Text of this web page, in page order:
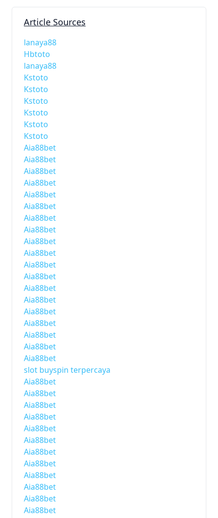
Article Sources
lanaya88
Hbtoto
lanaya88
Kstoto
Kstoto
Kstoto
Kstoto
Kstoto
Kstoto
Aia88bet
Aia88bet
Aia88bet
Aia88bet
Aia88bet
Aia88bet
Aia88bet
Aia88bet
Aia88bet
Aia88bet
Aia88bet
Aia88bet
Aia88bet
Aia88bet
Aia88bet
Aia88bet
Aia88bet
Aia88bet
Aia88bet
slot buyspin terpercaya
Aia88bet
Aia88bet
Aia88bet
Aia88bet
Aia88bet
Aia88bet
Aia88bet
Aia88bet
Aia88bet
Aia88bet
Aia88bet
Aia88bet